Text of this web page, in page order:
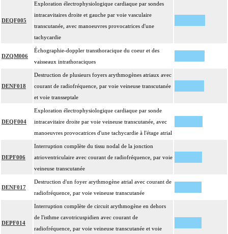
DEQF005
Exploration électrophysiologique cardiaque par sondes
intracavitaires droite et gauche par voie vasculaire
transcutanée, avec manoeuvres provocatrices d'une
tachycardie
DZQM006
Échographie-doppler transthoracique du coeur et des
vaisseaux intrathoraciques
DENF018
Destruction de plusieurs foyers arythmogènes atriaux avec
courant de radiofréquence, par voie veineuse transcutanée
et voie transseptale
DEQF004
Exploration électrophysiologique cardiaque par sonde
intracavitaire droite par voie veineuse transcutanée, avec
manoeuvres provocatrices d'une tachycardie à l'étage atrial
DEPF006
Interruption complète du tissu nodal de la jonction
atrioventriculaire avec courant de radiofréquence, par voie
veineuse transcutanée
DENF017
Destruction d'un foyer arythmogène atrial avec courant de
radiofréquence, par voie veineuse transcutanée
DEPF014
Interruption complète de circuit arythmogène en dehors
de l'isthme cavotricuspidien avec courant de
radiofréquence, par voie veineuse transcutanée et voie